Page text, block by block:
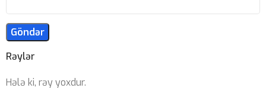
Rəylər
Hələ ki, rəy yoxdur.